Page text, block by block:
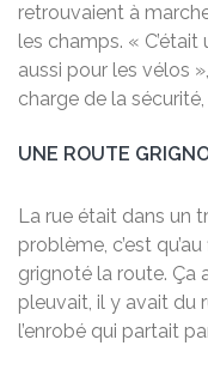
retrouvaient à
les champs. «
aussi pour les vélos
charge de la sécurité,
UNE ROUTE
La rue était dans un
problème, c’est
grignoté la route. Ça
pleuvait, il y avait du
l’enrobé qui partait